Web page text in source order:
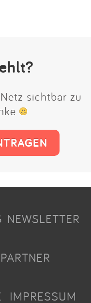
sichtbar zu
NEWSLETTER
PARTNER
IMPRESSUM